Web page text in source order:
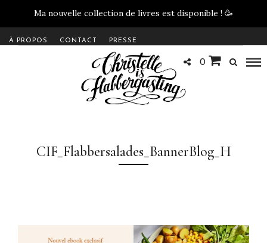
Ma nouvelle collection de livres est disponible ! 🥳
À PROPOS CONTACT PRESSE
0
CIF_Flabbersalades_BannerBlog_H